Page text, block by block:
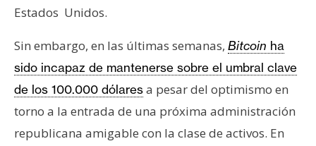
c
o
y
P
u
Estados Unidos.
Sin embargo, en las últimas semanas, Bitcoin ha
sido incapaz de mantenerse sobre el umbral clave
de los 100.000 dólaresa pesar del optimismo en
torno a la entrada de una próxima administración
republicana amigable con la clase de activos. En